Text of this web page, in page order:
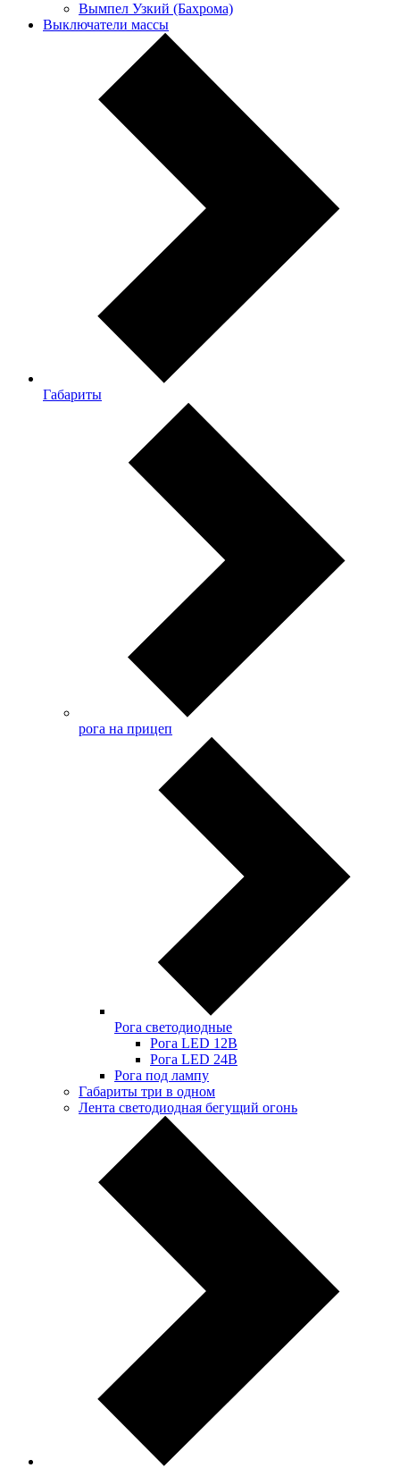
Вымпел Узкий (Бахрома)
Выключатели массы
Габариты
рога на прицеп
Рога светодиодные
Рога LED 12В
Рога LED 24В
Рога под лампу
Габариты три в одном
Лента светодиодная бегущий огонь